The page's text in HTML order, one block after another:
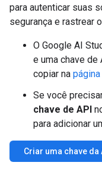
para autenticar suas
segurança e rastrear
O Google AI
e uma chave
copiar na
Se você
chave de API
para adicionar
Criar uma chave da